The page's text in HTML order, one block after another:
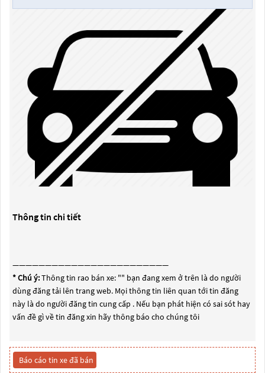
Thông tin chi tiết
————————————————————————
* Chú ý:Thông tin rao bán xe: "" bạn đang xem ở trên là do người
dùng đăng tải lên trang web. Mọi thông tin liên quan tới tin đăng
này là do người đăng tin cung cấp . Nếu bạn phát hiện có sai sót hay
vấn đề gì về tin đăng xin hãy thông báo cho chúng tôi
Báo cáo tin xe đã bán